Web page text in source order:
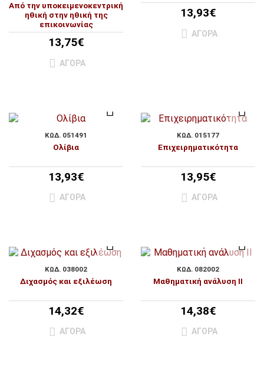
Από την υποκειμενοκεντρική
ηθική στην ηθική της
επικοινωνίας
13,75€
ΑΓΟΡΆ
13,93€
ΑΓΟΡΆ
ΚΩΔ. 051491
Ολίβια
13,93€
ΑΓΟΡΆ
ΚΩΔ. 015177
Επιχειρηματικότητα
13,95€
ΑΓΟΡΆ
ΚΩΔ. 038002
Διχασμός και εξιλέωση
14,32€
ΑΓΟΡΆ
ΚΩΔ. 082002
Μαθηματική ανάλυση ΙΙ
14,38€
ΑΓΟΡΆ